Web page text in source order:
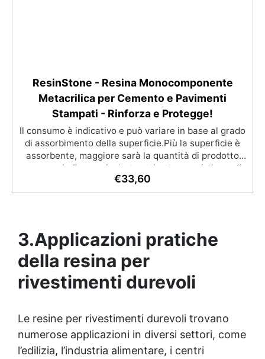
ResinStone - Resina Monocomponente
Metacrilica per Cemento e Pavimenti
Stampati - Rinforza e Protegge!
Il consumo è indicativo e può variare in base al grado
di assorbimento della superficie.Più la superficie è
assorbente, maggiore sarà la quantità di prodotto
necessaria.Per un risultato ottimale, consigliamo di
acquistare una quantità sufficiente per l’applicazione
di almeno due mani. ✅ Resina metacrilica
Penetrazione profonda grazie alla bassa viscosità,
aumentando resistenza meccanica e chimica ✅
Finitura lucida che ravviva il colore, protegge
dall'umidità, raggi UV e rende la superficie
antipolvere ✅ Facile applicazione con rullo,
asciugatura in meno di 12 ore per una protezione
magazzini e piazzali, resistente a temperature
estreme e agenti chimici
€33,60
3.Applicazioni pratiche
della resina per
rivestimenti durevoli
Le resine per rivestimenti durevoli trovano
numerose applicazioni in diversi settori, come
l’edilizia, l’industria alimentare, i centri